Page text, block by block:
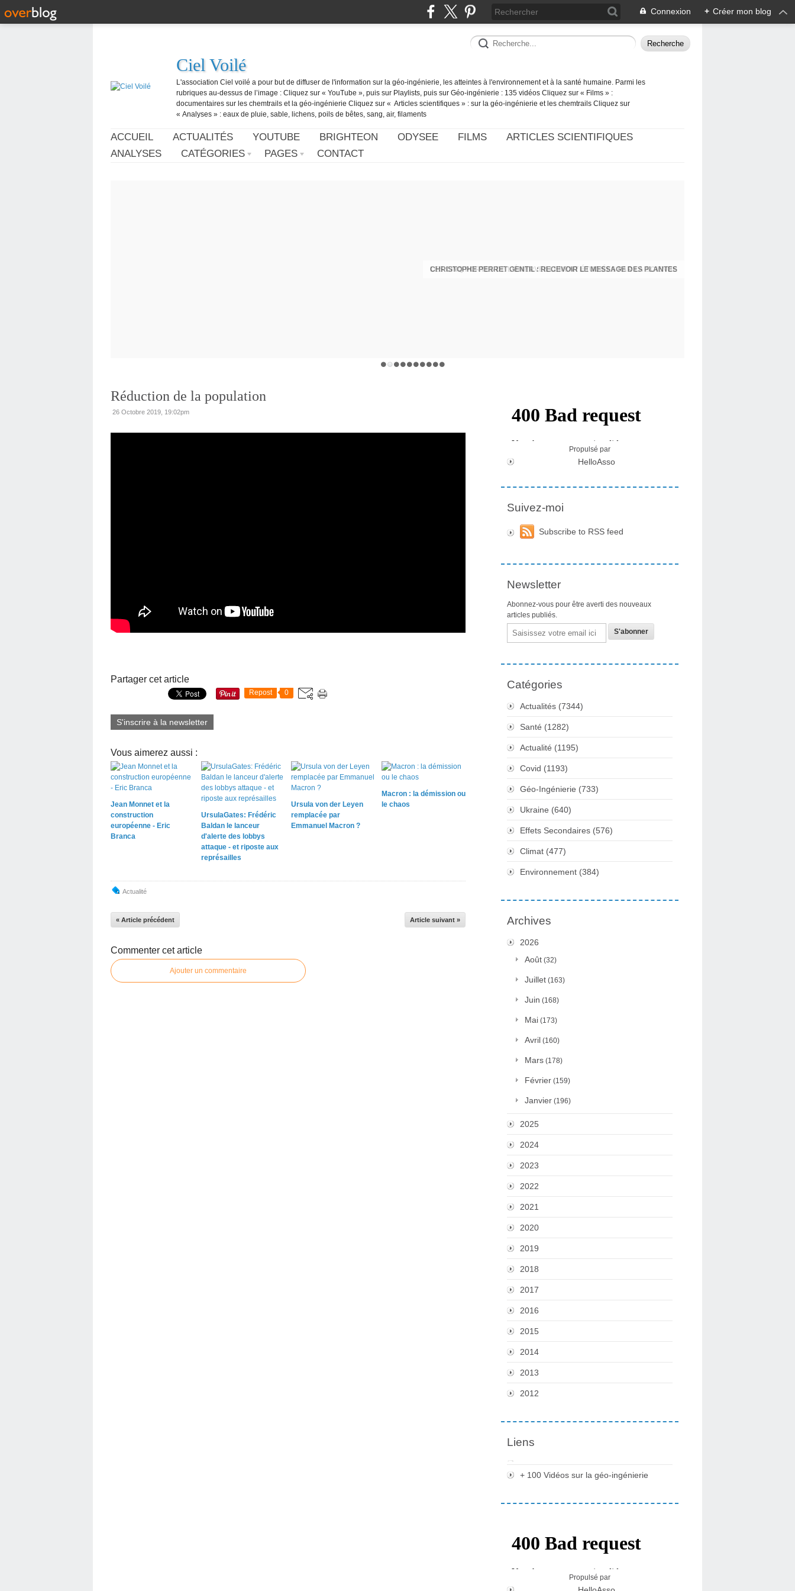
Connexion + Créer mon blog
Ciel Voilé
L'association Ciel voilé a pour but de diffuser de l'information sur la géo-ingénierie, les atteintes à l'environnement et à la santé humaine. Parmi les
rubriques au-dessus de l’image : Cliquez sur « YouTube », puis sur Playlists, puis sur Géo-ingénierie : 135 vidéos Cliquez sur « Films » :
documentaires sur les chemtrails et la géo-ingénierie Cliquez sur « Articles scientifiques » : sur la géo-ingénierie et les chemtrails Cliquez sur
« Analyses » : eaux de pluie, sable, lichens, poils de bêtes, sang, air, filaments
ACCUEIL ACTUALITÉS YOUTUBE BRIGHTEON ODYSEE FILMS
ARTICLES SCIENTIFIQUES
ANALYSES
CATÉGORIES PAGES CONTACT
CHRISTOPHE PERRET GENTIL : RECEVOIR LE MESSAGE DES PLANTES
Réduction de la population
26 Octobre 2019, 19:02pm
Partager cet article
Repost 0
S'inscrire à la newsletter
Vous aimerez aussi :
Jean Monnet et la
construction
européenne - Eric
Branca
UrsulaGates: Frédéric
Baldan le lanceur
d'alerte des lobbys
attaque - et riposte aux
représailles
Ursula von der Leyen
remplacée par
Emmanuel Macron ?
Macron : la démission ou
le chaos
Actualité
« Article précédent Article suivant »
Commenter cet article
Ajouter un commentaire
Propulsé par
HelloAsso
Suivez-moi
Subscribe to RSS feed
Newsletter
Abonnez-vous pour être averti des nouveaux
articles publiés.
Email
Catégories
Actualités (7344)
Santé (1282)
Actualité (1195)
Covid (1193)
Géo-Ingénierie (733)
Ukraine (640)
Effets Secondaires (576)
Climat (477)
Environnement (384)
Archives
2026
Août (32)
Juillet (163)
Juin (168)
Mai (173)
Avril (160)
Mars (178)
Février (159)
Janvier (196)
2025
2024
2023
2022
2021
2020
2019
2018
2017
2016
2015
2014
2013
2012
Liens
+ 100 Vidéos sur la géo-ingénierie
Propulsé par